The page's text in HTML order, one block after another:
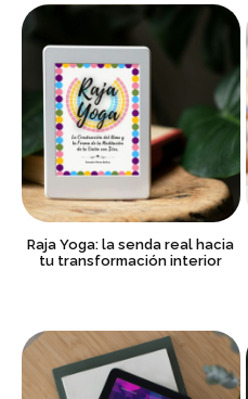
Raja Yoga: la senda real hacia
tu transformación interior